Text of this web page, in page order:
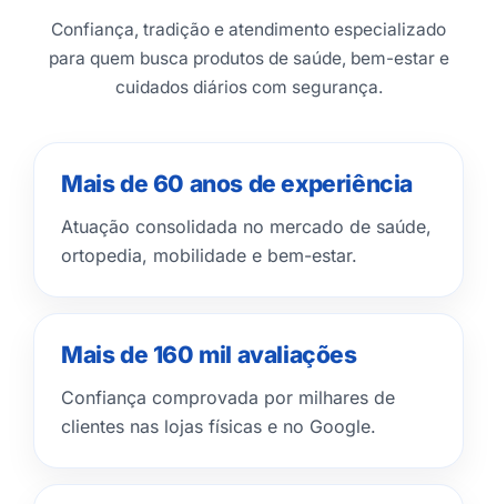
Confiança, tradição e atendimento especializado
para quem busca produtos de saúde, bem-estar e
cuidados diários com segurança.
Mais de 60 anos de experiência
Atuação consolidada no mercado de saúde,
ortopedia, mobilidade e bem-estar.
Mais de 160 mil avaliações
Confiança comprovada por milhares de
clientes nas lojas físicas e no Google.